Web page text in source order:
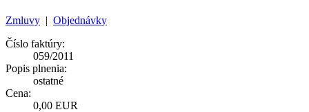
Zmluvy | Objednávky
Číslo faktúry:
059/2011
Popis plnenia:
ostatné
Cena:
0,00 EUR